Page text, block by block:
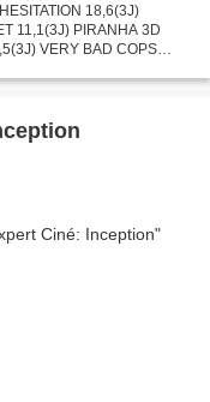
18,6(3J)
11,1(3J) PIRANHA 3D
VERY BAD COPS